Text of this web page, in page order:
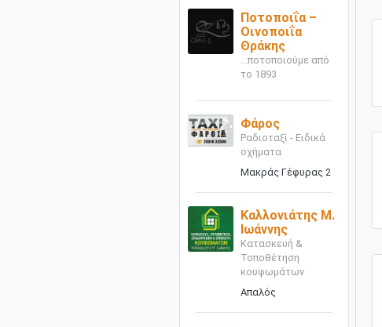
Ποτοποιΐα –
Οινοποιΐα
Θράκης
...ποτοποιούμε από
το 1893
Φάρος
Ραδιοταξί - Ειδικά
οχήματα
Μακράς Γέφυρας 2
Καλλονιάτης Μ.
Ιωάννης
Κατασκευή &
Τοποθέτηση
κουφωμάτων
Απαλός